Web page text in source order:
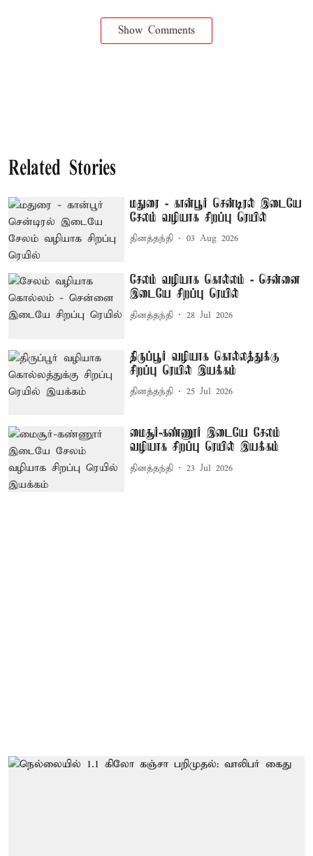
Show Comments
Related Stories
மதுரை - கான்பூர் சென்டிரல் இடையே
சேலம் வழியாக சிறப்பு ரெயில்
தினத்தந்தி 03 Aug 2026
சேலம் வழியாக கொல்லம் - சென்னை
இடையே சிறப்பு ரெயில்
தினத்தந்தி 28 Jul 2026
திருப்பூர் வழியாக கொல்லத்துக்கு
சிறப்பு ரெயில் இயக்கம்
தினத்தந்தி 25 Jul 2026
மைசூர்-கண்ணூர் இடையே சேலம்
வழியாக சிறப்பு ரெயில் இயக்கம்
தினத்தந்தி 23 Jul 2026